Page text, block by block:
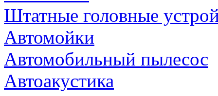
Штатные головные
Автомойки
Автомобильный пылесос
Автоакустика